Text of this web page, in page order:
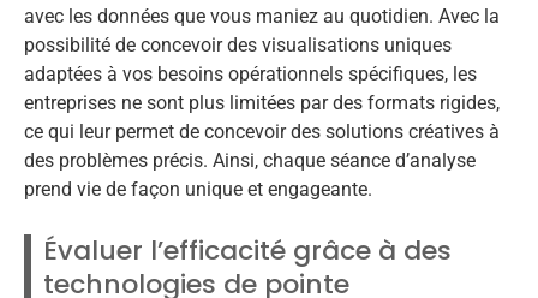
avec les données que vous maniez au quotidien. Avec la
possibilité de concevoir des visualisations uniques
adaptées à vos besoins opérationnels spécifiques, les
entreprises ne sont plus limitées par des formats rigides,
ce qui leur permet de concevoir des solutions créatives à
des problèmes précis. Ainsi, chaque séance d’analyse
prend vie de façon unique et engageante.
Évaluer l’efficacité grâce à des
technologies de pointe